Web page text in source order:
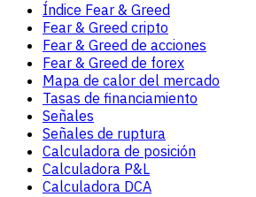
Índice Fear & Greed
Fear & Greed cripto
Fear & Greed de acciones
Fear & Greed de forex
Mapa de calor del mercado
Tasas de financiamiento
Señales
Señales de ruptura
Calculadora de posición
Calculadora P&L
Calculadora DCA